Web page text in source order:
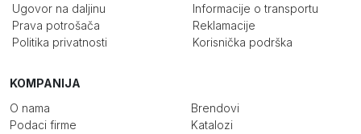
Ugovor na daljinu
Prava potrošača
Politika privatnosti
Informacije o transportu
Reklamacije
Korisnička podrška
KOMPANIJA
O nama
Podaci firme
Brendovi
Katalozi